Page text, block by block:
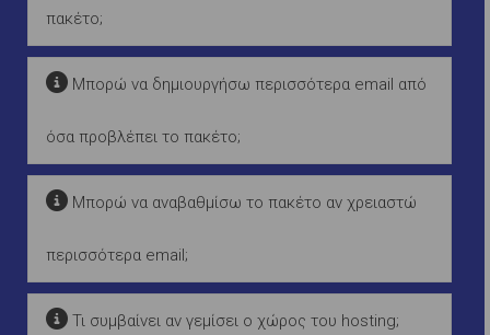
πακέτο;
Μπορώ να δημιουργήσω περισσότερα email από
όσα προβλέπει το πακέτο;
Μπορώ να αναβαθμίσω το πακέτο αν χρειαστώ
περισσότερα email;
Τι συμβαίνει αν γεμίσει ο χώρος του hosting;